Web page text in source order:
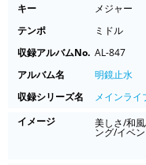
キー
メジャー
テンポ
ミドル
収録アルバムNo. AL-847
アルバム名
明鏡止水
収録シリーズ名
メインライ
イメージ
美しさ/和
ング/イベ